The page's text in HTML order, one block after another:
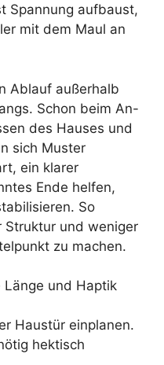
Spannung aufbaust,
mit dem Maul an
Ablauf außerhalb
Schon beim An-
des Hauses und
sich Muster
ein klarer
Ende helfen,
So
Struktur und weniger
zu machen.
Länge und Haptik
Haustür einplanen.
hektisch